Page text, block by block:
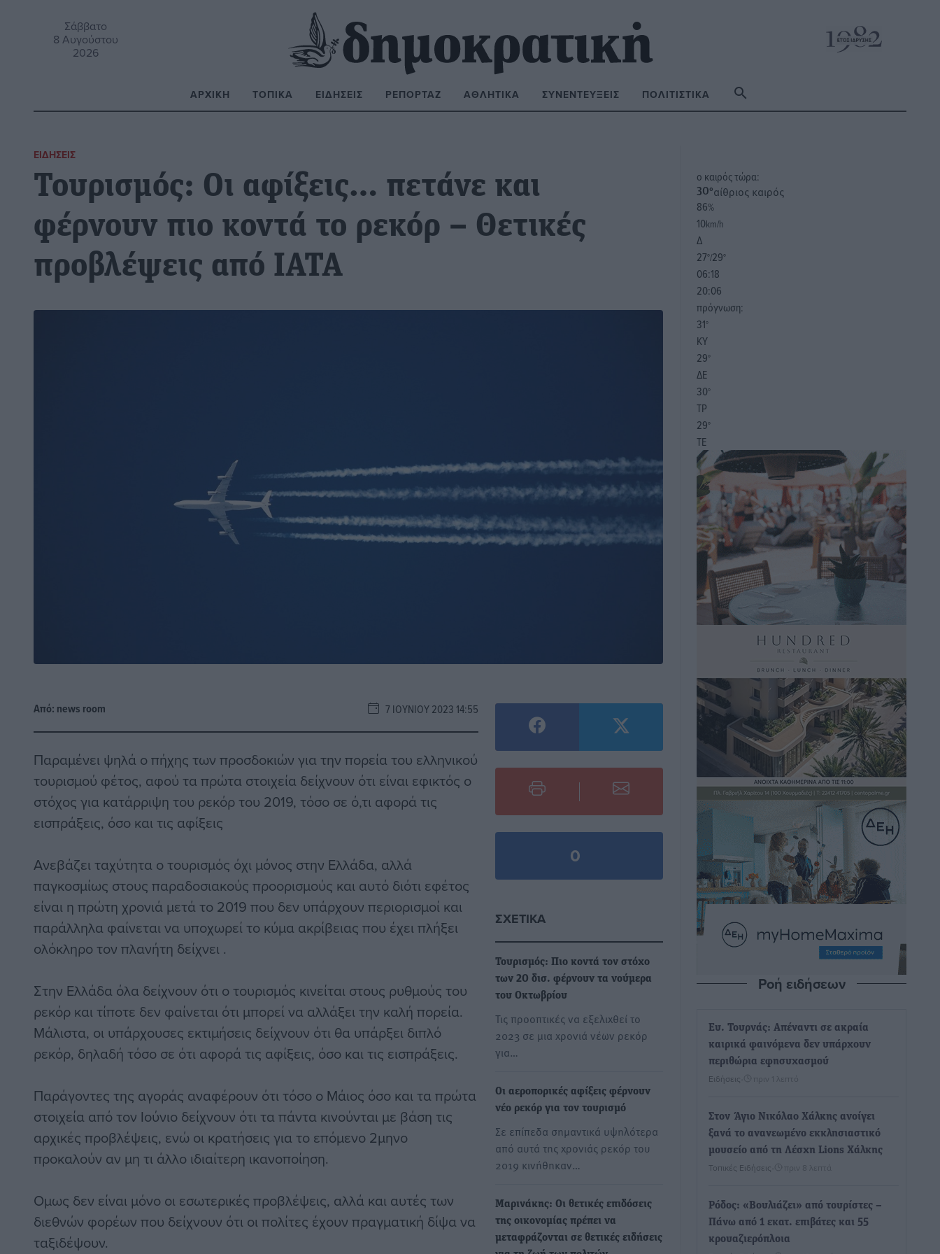
Σάββατο
8 Αυγούστου
2026
ΑΡΧΙΚΉ ΤΟΠΙΚΆ ΕΙΔΉΣΕΙΣ ΡΕΠΟΡΤΆΖ ΑΘΛΗΤΙΚΆ ΣΥΝΕΝΤΕΎΞΕΙΣ ΠΟΛΙΤΙΣΤΙΚΆ
ΕΙΔΉΣΕΙΣ
Τουρισμός: Οι αφίξεις… πετάνε και
φέρνουν πιο κοντά το ρεκόρ – Θετικές
προβλέψεις από ΙΑΤΑ
Από: news room 7 ΙΟΥΝΊΟΥ 2023 14:55
Παραμένει ψηλά ο πήχης των προσδοκιών για την πορεία του ελληνικού
τουρισμού φέτος, αφού τα πρώτα στοιχεία δείχνουν ότι είναι εφικτός ο
στόχος για κατάρριψη του ρεκόρ του 2019, τόσο σε ό,τι αφορά τις
εισπράξεις, όσο και τις αφίξεις
Ανεβάζει ταχύτητα ο τουρισμός όχι μόνος στην Ελλάδα, αλλά
παγκοσμίως στους παραδοσιακούς προορισμούς και αυτό διότι εφέτος
είναι η πρώτη χρονιά μετά το 2019 που δεν υπάρχουν περιορισμοί και
παράλληλα φαίνεται να υποχωρεί το κύμα ακρίβειας που έχει πλήξει
ολόκληρο τον πλανήτη δείχνει .
Στην Ελλάδα όλα δείχνουν ότι ο τουρισμός κινείται στους ρυθμούς του
ρεκόρ και τίποτε δεν φαίνεται ότι μπορεί να αλλάξει την καλή πορεία.
Μάλιστα, οι υπάρχουσες εκτιμήσεις δείχνουν ότι θα υπάρξει διπλό
ρεκόρ, δηλαδή τόσο σε ότι αφορά τις αφίξεις, όσο και τις εισπράξεις.
Παράγοντες της αγοράς αναφέρουν ότι τόσο ο Μάιος όσο και τα πρώτα
στοιχεία από τον Ιούνιο δείχνουν ότι τα πάντα κινούνται με βάση τις
αρχικές προβλέψεις, ενώ οι κρατήσεις για το επόμενο 2μηνο
προκαλούν αν μη τι άλλο ιδιαίτερη ικανοποίηση.
Ομως δεν είναι μόνο οι εσωτερικές προβλέψεις, αλλά και αυτές των
διεθνών φορέων που δείχνουν ότι οι πολίτες έχουν πραγματική δίψα να
ταξιδέψουν.
0
ΣΧΕΤΙΚΆ
Τουρισμός: Πιο κοντά τον στόχο
των 20 δισ. φέρνουν τα νούμερα
του Οκτωβρίου
Τις προοπτικές να εξελιχθεί το
2023 σε μια χρονιά νέων ρεκόρ
για…
Οι αεροπορικές αφίξεις φέρνουν
νέο ρεκόρ για τον τουρισμό
Σε επίπεδα σημαντικά υψηλότερα
από αυτά της χρονιάς ρεκόρ του
2019 κινήθηκαν…
Μαρινάκης: Οι θετικές επιδόσεις
της οικονομίας πρέπει να
μεταφράζονται σε θετικές ειδήσεις
o καιρός τώρα:
30°αίθριος καιρός
86%
10km/h
Δ
27°/29°
06:18
20:06
πρόγνωση:
31°
ΚΥ
29°
ΔΕ
30°
ΤΡ
29°
ΤΕ
Ροή ειδήσεων
Ευ. Τουρνάς: Απέναντι σε ακραία
καιρικά φαινόμενα δεν υπάρχουν
περιθώρια εφησυχασμού
Ειδήσεις πριν 1 λεπτό
Στον Άγιο Νικόλαο Χάλκης ανοίγει
ξανά το ανανεωμένο εκκλησιαστικό
μουσείο από τη Λέσχη Lions Χάλκης
Τοπικές Ειδήσεις πριν 8 λεπτά
Ρόδος: «Βουλιάζει» από τουρίστες –
Πάνω από 1 εκατ. επιβάτες και 55
κρουαζιερόπλοια